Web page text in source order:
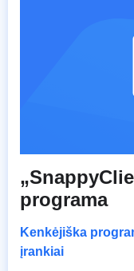
programa
Kenkėjiška
įrankiai